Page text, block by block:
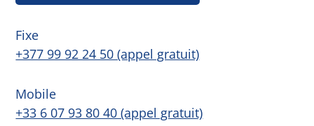
Fixe
+377 99 92 24 50 (appel gratuit)
Mobile
+33 6 07 93 80 40 (appel gratuit)